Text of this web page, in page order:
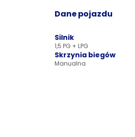
Dane pojazdu
Silnik
1,5 PG + LPG
Skrzynia biegów
Manualna